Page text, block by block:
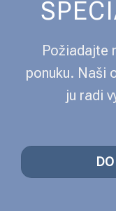
Požiadajte
ponuku. Naši
ju radi